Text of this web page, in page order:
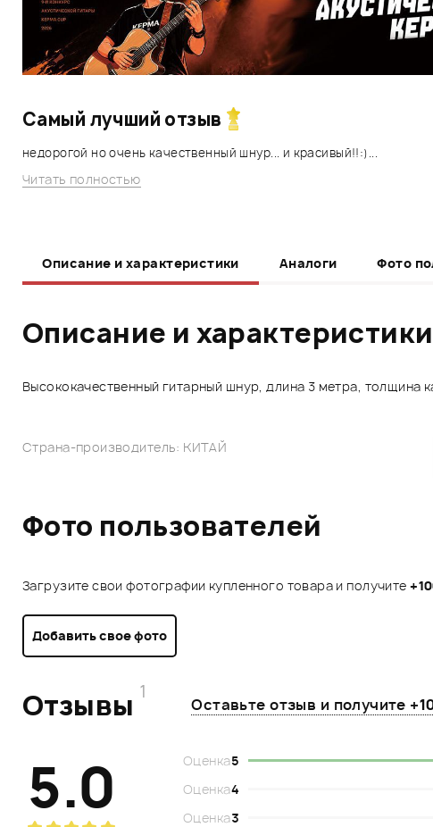
Самый лучший отзыв
недорогой но очень качественный шнур... и красивый!!:)...
Читать полностью
Описание и характеристики Аналоги Фото
Описание и характеристики
Высококачественный гитарный шнур, длина 3 метра, толщина
Страна-производитель: КИТАЙ
Фото пользователей
Загрузите свои фотографии купленного товара и получите
Добавить свое фото
Отзывы 1
Оставьте отзыв и получите
5.0 Оценка5
Оценка4
Оценка3